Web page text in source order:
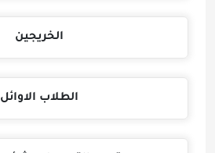
الخريجين
الطلاب الاوائل